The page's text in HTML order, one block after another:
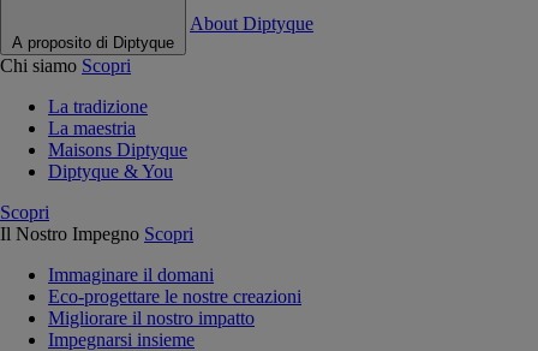
A proposito di Diptyque
About Diptyque
Chi siamo Scopri
La tradizione
La maestria
Maisons Diptyque
Diptyque & You
Scopri
Il Nostro Impegno Scopri
Immaginare il domani
Eco-progettare le nostre creazioni
Migliorare il nostro impatto
Impegnarsi insieme